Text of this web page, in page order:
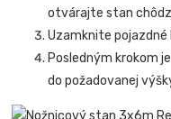
otvárajte stan
Uzamknite pojazdné
Posledným krokom
do požadovanej